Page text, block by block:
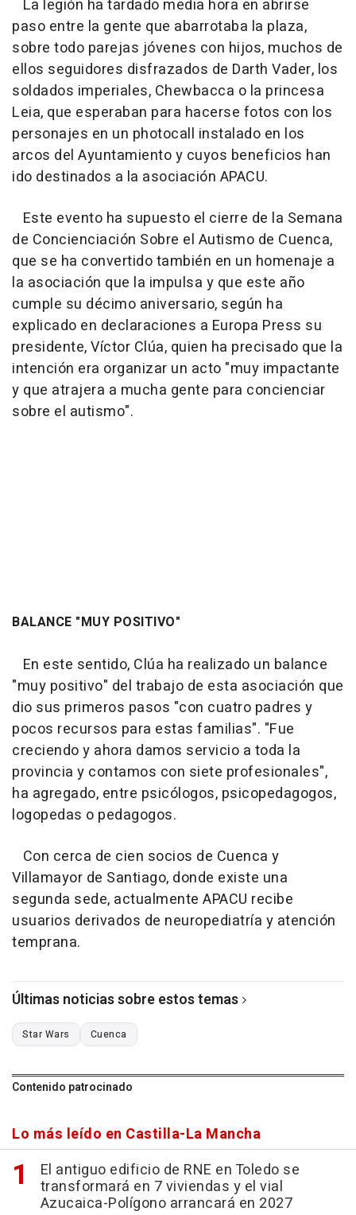
La legión ha tardado media hora en abrirse
paso entre la gente que abarrotaba la plaza,
sobre todo parejas jóvenes con hijos, muchos de
ellos seguidores disfrazados de Darth Vader, los
soldados imperiales, Chewbacca o la princesa
Leia, que esperaban para hacerse fotos con los
personajes en un photocall instalado en los
arcos del Ayuntamiento y cuyos beneficios han
ido destinados a la asociación APACU.
Este evento ha supuesto el cierre de la Semana
de Concienciación Sobre el Autismo de Cuenca,
que se ha convertido también en un homenaje a
la asociación que la impulsa y que este año
cumple su décimo aniversario, según ha
explicado en declaraciones a Europa Press su
presidente, Víctor Clúa, quien ha precisado que la
intención era organizar un acto "muy impactante
y que atrajera a mucha gente para concienciar
sobre el autismo".
BALANCE "MUY POSITIVO"
En este sentido, Clúa ha realizado un balance
"muy positivo" del trabajo de esta asociación que
dio sus primeros pasos "con cuatro padres y
pocos recursos para estas familias". "Fue
creciendo y ahora damos servicio a toda la
provincia y contamos con siete profesionales",
ha agregado, entre psicólogos, psicopedagogos,
logopedas o pedagogos.
Con cerca de cien socios de Cuenca y
Villamayor de Santiago, donde existe una
segunda sede, actualmente APACU recibe
usuarios derivados de neuropediatría y atención
temprana.
Últimas noticias sobre estos temas
Star Wars Cuenca
Contenido patrocinado
Lo más leído en Castilla-La Mancha
El antiguo edificio de RNE en Toledo se
transformará en 7 viviendas y el vial
Azucaica-Polígono arrancará en 2027